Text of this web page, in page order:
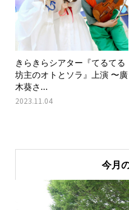
きらきらシアター『てるてる
坊主のオトとソラ』上演 〜廣
木葵さ...
2023.11.04
今月